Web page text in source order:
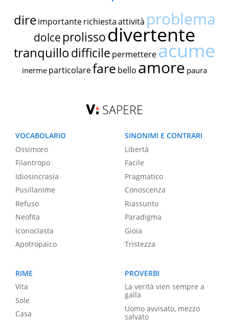
dire importante richiestaattività problema
dolce prolissodivertente
tranquillodifficile permettereacume
inerme particolarefare bello amore paura
SAPERE
VOCABOLARIO
Ossimoro
Filantropo
Idiosincrasia
Pusillanime
Refuso
Neofita
Iconoclasta
Apotropaico
SINONIMI E CONTRARI
Libertà
Facile
Pragmatico
Conoscenza
Riassunto
Paradigma
Gioia
Tristezza
RIME
Vita
Sole
Casa
PROVERBI
La verità vien sempre a
galla
Uomo avvisato, mezzo
salvato